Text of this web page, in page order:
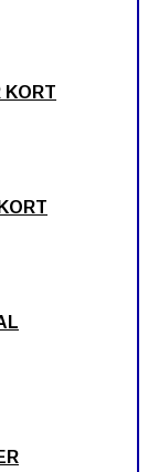
KORT